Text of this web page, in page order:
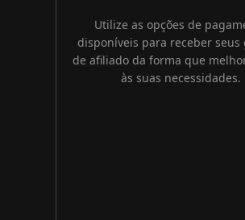
Utilize as opções de
disponíveis para receber seus
de afiliado da forma que
às suas necessidades.